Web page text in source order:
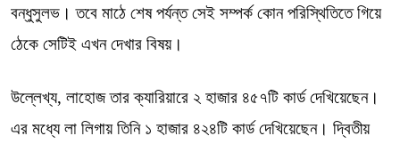
বন্ধুসুলভ। তবে মাঠে শেষ পর্যন্ত সেই সম্পর্ক কোন পরিস্থিতিতে গিয়ে
ঠেকে সেটিই এখন দেখার বিষয়।
উল্লেখ্য, লাহোজ তার ক্যারিয়ারে ২ হাজার ৪৫৭টি কার্ড দেখিয়েছেন।
এর মধ্যে লা লিগায় তিনি ১ হাজার ৪২৪টি কার্ড দেখিয়েছেন। দ্বিতীয়